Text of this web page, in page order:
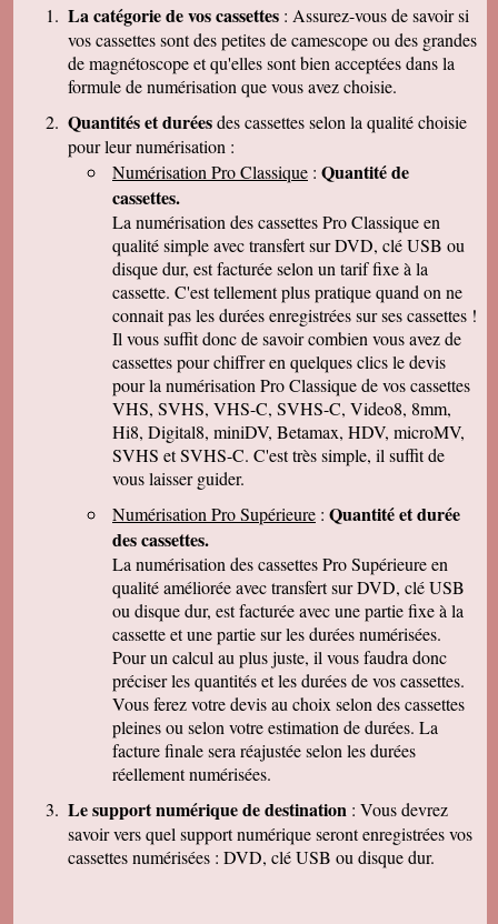
Thierry P.
j'ai bien reçu les lots de dvd ! merci de votre
travail et de votre gentillesse ! cordialement
Patrick C.
J 'ai bien reçu le colis , je suis content de votre
travail, ma famille en métropole doit vous
envoyer le reste des cassettes. Cordialement
J-Claude L.
Bonjour, je voulait vous remercier sincérement
pour le travail que avez effectuer en restituant
les films de nos cassettes mini dv sur dvd.
Vôtre travail est excellent et vôtre sérieux est
irréprochable. Nous auront d'autre cassettes a
vous envoyer prochainement. Encore merci est
désoler de vous remercier avec autant de retard
... Bonne continuation
Caroline P.
Merci pour votre professionnalisme. vous etes
une bonne adresse et ne manquerais pas de
parler de vous . Encore merci
J-Pierre B.
Tout est OK, merci! Dans l'avenir, j'aurai sans
doute encore recours à vous pour le même
genre de travail. Cordialement
Félix F.
J'ai bien reçu votre colis et vous remercie d'
avoir effectué ce travail délicat . J'ai visionné
les disquettes et suis pour ma part satisfait , je
pense que mon fils sera très heureux de
retrouver de tels souvenirs. Merci beaucoup
pour la rapidité du traitement de ma commande,
Très cordialement.
Michel J.
Bonjour merci de votre professionalisme et
exactitude si l'occasion se présente de vous
faire connaître je le ferai avec plaisir.
Cordialement
La catégorie de vos cassettes : Assurez-vous de savoir si
vos cassettes sont des petites de camescope ou des grandes
de magnétoscope et qu'elles sont bien acceptées dans la
formule de numérisation que vous avez choisie.
Quantités et duréesdes cassettes selon la qualité choisie
pour leur numérisation :
Numérisation Pro Classique : Quantité de
cassettes.
La numérisation des cassettes Pro Classique en
qualité simple avec transfert sur DVD, clé USB ou
disque dur, est facturée selon un tarif fixe à la
cassette. C'est tellement plus pratique quand on ne
connait pas les durées enregistrées sur ses cassettes !
Il vous suffit donc de savoir combien vous avez de
cassettes pour chiffrer en quelques clics le devis
pour la numérisation Pro Classique de vos cassettes
VHS, SVHS, VHS-C, SVHS-C, Video8, 8mm,
Hi8, Digital8, miniDV, Betamax, HDV, microMV,
SVHS et SVHS-C. C'est très simple, il suffit de
vous laisser guider.
Numérisation Pro Supérieure : Quantité et durée
des cassettes.
La numérisation des cassettes Pro Supérieure en
qualité améliorée avec transfert sur DVD, clé USB
ou disque dur, est facturée avec une partie fixe à la
cassette et une partie sur les durées numérisées.
Pour un calcul au plus juste, il vous faudra donc
préciser les quantités et les durées de vos cassettes.
Vous ferez votre devis au choix selon des cassettes
pleines ou selon votre estimation de durées. La
facture finale sera réajustée selon les durées
réellement numérisées.
Le support numérique de destination : Vous devrez
savoir vers quel support numérique seront enregistrées vos
cassettes numérisées : DVD, clé USB ou disque dur.